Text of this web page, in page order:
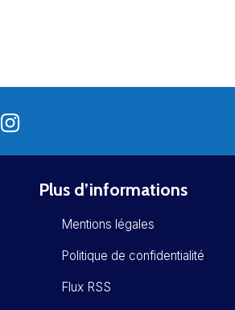
Plus d’informations
Mentions légales
Politique de confidentialité
Flux RSS